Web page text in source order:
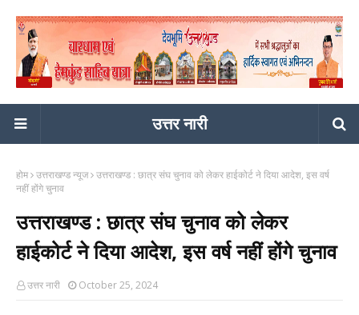
उत्तर नारी
होम उत्तराखण्ड न्यूज उत्तराखण्ड : छात्र संघ चुनाव को लेकर हाईकोर्ट ने दिया आदेश, इस वर्ष
नहीं होंगे चुनाव
उत्तराखण्ड : छात्र संघ चुनाव को लेकर
हाईकोर्ट ने दिया आदेश, इस वर्ष नहीं होंगे चुनाव
उत्तर नारी October 25, 2024